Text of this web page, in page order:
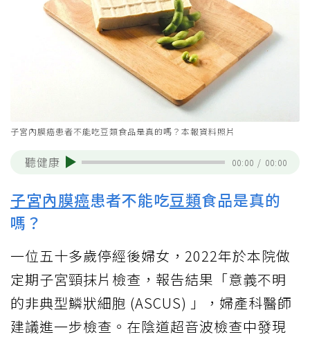
子宮內膜癌患者不能吃豆類食品是真的嗎？本報資料照片
聽健康 00:00 / 00:00
子宮內膜癌患者不能吃豆類食品是真的
嗎？
一位五十多歲停經後婦女，2022年於本院做
定期子宮頸抹片檢查，報告結果「意義不明
的非典型鱗狀細胞 (ASCUS) 」，婦產科醫師
建議進一步檢查。在陰道超音波檢查中發現